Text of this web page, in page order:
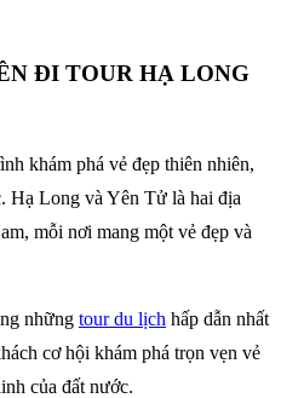
ĐI TOUR HẠ LONG
khám phá vẻ đẹp thiên nhiên,
Hạ Long và Yên Tử là hai địa
mỗi nơi mang một vẻ đẹp và
những tour du lịch hấp dẫn nhất
cơ hội khám phá trọn vẹn vẻ
của đất nước.